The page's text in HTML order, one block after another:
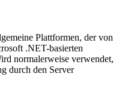
Plattformen, der von
.NET-basierten
normalerweise verwendet,
durch den Server